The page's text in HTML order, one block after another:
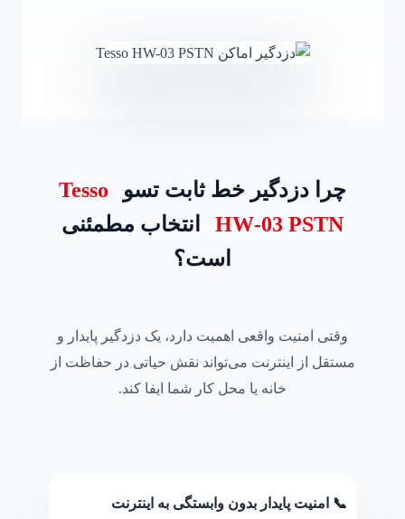
چرا دزدگیر خط ثابت تسو
Tesso
HW‑03 PSTN
انتخاب مطمئنی
است؟
وقتی امنیت واقعی اهمیت دارد، یک دزدگیر پایدار و
مستقل از اینترنت می‌تواند نقش حیاتی در حفاظت از
خانه یا محل کار شما ایفا کند.
📞 امنیت پایدار بدون وابستگی به اینترنت